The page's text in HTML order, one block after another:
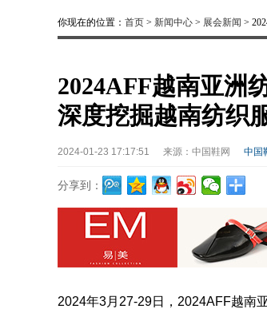
你现在的位置： 首页 > 新闻中心 > 展会新闻 >
2024AFF越南亚洲
深度挖掘越南纺织
2024-01-23 17:17:51 来源：中国鞋网 中国
分享到：
2024年3月27-29日，2024AFF越南